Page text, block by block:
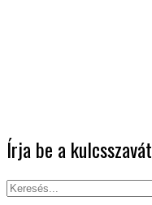
Írja be a kulcsszavát